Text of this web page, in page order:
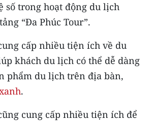
số trong hoạt động du lịch
“Đa Phúc Tour”.
cấp nhiều tiện ích về du
khách du lịch có thể dễ dàng
phẩm du lịch trên địa bàn,
.
cung cấp nhiều tiện ích để